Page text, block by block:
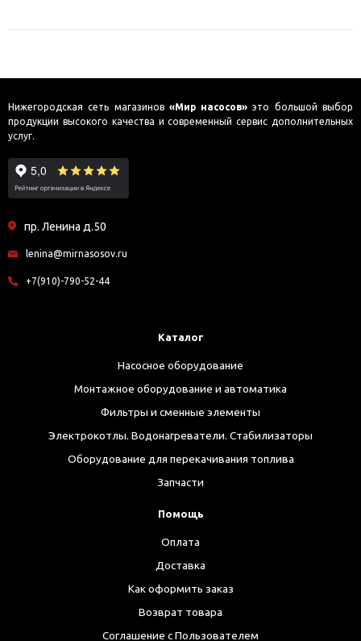
Нижегородская сеть магазинов «Мир насосов» это большой выбор
продукции высокого качества и современный сервис дополнительных
услуг.
пр. Ленина д.50
lenina@mirnasosov.ru
+7(910)-790-52-44
Каталог
Насосное оборудование
Монтажное оборудование и автоматика
Фильтры и сменные элементы
Электрокотлы. Водонагреватели. Стабилизаторы
Оборудование для перекачивания топлива
Запчасти
Помощь
Оплата
Доставка
Как оформить заказ
Возврат товара
Соглашение с Пользователем